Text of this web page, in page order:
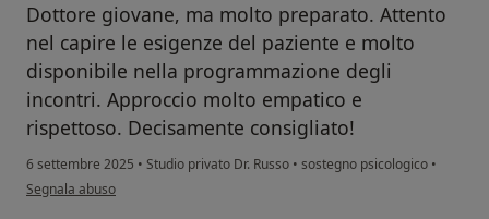
Dottore giovane, ma molto preparato. Attento
nel capire le esigenze del paziente e molto
disponibile nella programmazione degli
incontri. Approccio molto empatico e
rispettoso. Decisamente consigliato!
6 settembre 2025 • Studio privato Dr. Russo • sostegno psicologico •
secondo l'opinione dell'utente Claudia S.
Segnala abuso